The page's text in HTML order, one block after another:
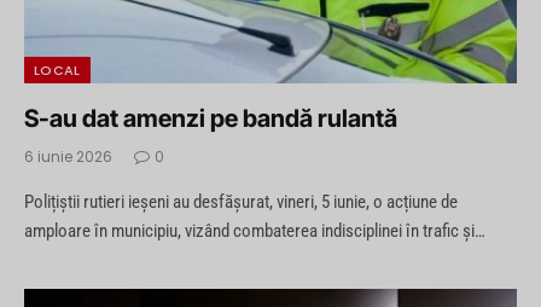
LOCAL
S-au dat amenzi pe bandă rulantă
6 iunie 2026 0
Polițiștii rutieri ieșeni au desfășurat, vineri, 5 iunie, o acțiune de
amploare în municipiu, vizând combaterea indisciplinei în trafic și…